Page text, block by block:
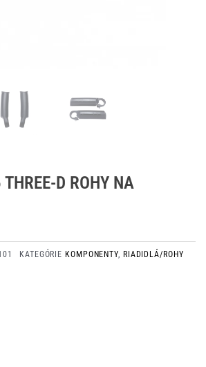
D ROHY NA
KATEGÓRIE KOMPONENTY RIADIDLÁ/ROHY